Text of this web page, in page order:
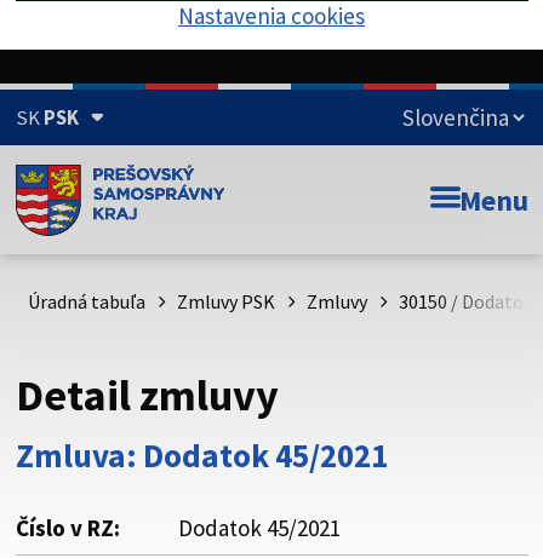
Nastavenia cookies
SKPSK
Doména psk.sk je oficiálna
Toto je oficiálna webová stránka Prešovského
psk.sk.
Buďte pozorní a vždy sa uistite, že zdieľate informácie iba
cez zabezpečenú webovú stránku. Zabezpečená stránka
vždy začína https:// pred názvom domény webového sídla.
Menu
Úradná tabuľa Zmluvy PSK Zmluvy 30150 / Dodatok
Detail zmluvy
Zmluva: Dodatok 45/2021
Číslo v RZ:
Dodatok 45/2021